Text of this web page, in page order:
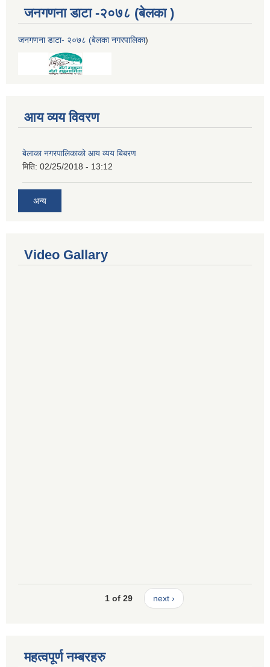
जनगणना डाटा -२०७८ (बेलका )
जनगणना डाटा- २०७८ (बेलका नगरपालिका)
आय व्यय विवरण
बेलाका नगरपालिकाको आय व्यय बिबरण
मिति: 02/25/2018 - 13:12
अन्य
Video Gallary
1 of 29 next ›
महत्वपूर्ण नम्बरहरु